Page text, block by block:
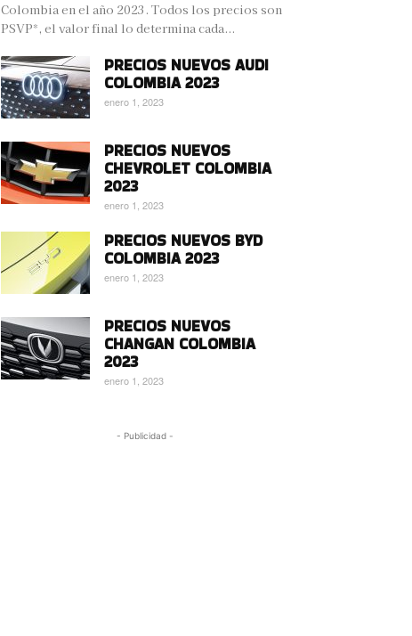
Colombia en el año 2023. Todos los precios son
PSVP*, el valor final lo determina cada...
PRECIOS NUEVOS AUDI
COLOMBIA 2023
enero 1, 2023
PRECIOS NUEVOS
CHEVROLET COLOMBIA
2023
enero 1, 2023
PRECIOS NUEVOS BYD
COLOMBIA 2023
enero 1, 2023
PRECIOS NUEVOS
CHANGAN COLOMBIA
2023
enero 1, 2023
- Publicidad -